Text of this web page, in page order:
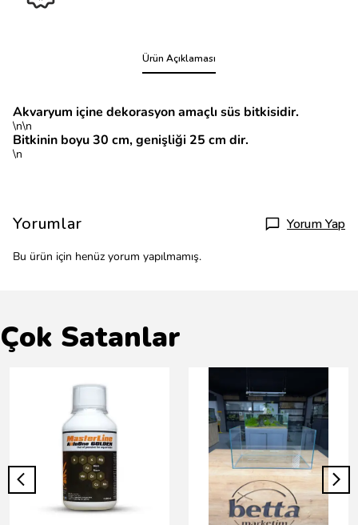
Ürün Açıklaması
Akvaryum içine dekorasyon amaçlı süs bitkisidir.
\n\n
Bitkinin boyu 30 cm, genişliği 25 cm dir.
\n
Yorumlar Yorum Yap
Bu ürün için henüz yorum yapılmamış.
Çok Satanlar